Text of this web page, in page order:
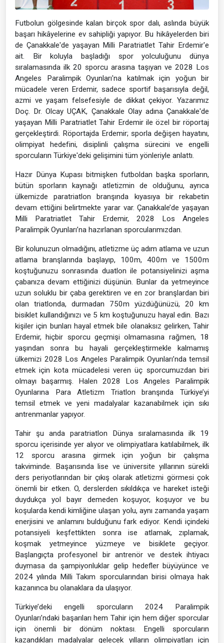
Futbolun gölgesinde kalan birçok spor dalı, aslında büyük
başarı hikâyelerine ev sahipliği yapıyor. Bu hikâyelerden biri
de Çanakkale'de yaşayan Milli Paratriatlet Tahir Erdemir'e
ait. Bir koluyla başladığı spor yolculuğunu dünya
sıralamasında ilk 20 sporcu arasına taşıyan ve 2028 Los
Angeles Paralimpik Oyunları'na katılmak için yoğun bir
mücadele veren Erdemir, sadece sportif başarısıyla değil,
azmi ve yaşam felsefesiyle de dikkat çekiyor. Yazarımız
Doç. Dr. Olcay UÇAK, Çanakkale Olay adına Çanakkale'de
yaşayan Milli Paratriatlet Tahir Erdemir ile özel bir röportaj
gerçekleştirdi. Röportajda Erdemir; sporla değişen hayatını,
olimpiyat hedefini, disiplinli çalışma sürecini ve engelli
sporcuların Türkiye'deki gelişimini tüm yönleriyle anlattı.
Hazır Dünya Kupası bitmişken futboldan başka sporların,
bütün sporların kaynağı atletizmin de olduğunu, ayrıca
ülkemizde paratriatlon branşında kıyasıya bir rekabetin
devam ettiğini belirtmekte yarar var. Çanakkale’de yaşayan
Milli Paratriatlet Tahir Erdemir, 2028 Los Angeles
Paralimpik Oyunları’na hazırlanan sporcularımızdan.
Bir kolunuzun olmadığını, atletizme üç adım atlama ve uzun
atlama branşlarında başlayıp, 100m, 400m ve 1500m
koştuğunuzu sonrasında duatlon ile potansiyelinizi aşma
çabanıza devam ettiğinizi düşünün. Bunlar da yetmeyince
uzun soluklu bir çaba gerektiren ve en zor branşlardan biri
olan triatlonda, durmadan 750m yüzdüğünüzü, 20 km
bisiklet kullandığınızı ve 5 km koştuğunuzu hayal edin. Bazı
kişiler için bunları hayal etmek bile olanaksız gelirken, Tahir
Erdemir, hiçbir sporcu geçmişi olmamasına rağmen, 18
yaşından sonra bu hayali gerçekleştirmekle kalmamış
ülkemizi 2028 Los Angeles Paralimpik Oyunları’nda temsil
etmek için kota mücadelesi veren üç sporcumuzdan biri
olmayı başarmış. Halen 2028 Los Angeles Paralimpik
Oyunlarına Para Atletizm Triatlon branşında Türkiye’yi
temsil etmek ve yeni madalyalar kazanabilmek için sıkı
antrenmanlar yapıyor.
Tahir şu anda paratriatlon Dünya sıralamasında ilk 19
sporcu içerisinde yer alıyor ve olimpiyatlara katılabilmek, ilk
12 sporcu arasına girmek için yoğun bir çalışma
takviminde. Başarısında lise ve üniversite yıllarının sürekli
ders periyotlarından bir çıkış olarak atletizmi görmesi çok
önemli bir etken. O, derslerden sıkıldıkça ve hareket isteği
duydukça yol bayır demeden koşuyor, koşuyor ve bu
koşularda kendi kimliğine ulaşan yolu, aynı zamanda yaşam
enerjisini ve anlamını bulduğunu fark ediyor. Kendi içindeki
potansiyeli keşfettikten sonra ise atlamak, zıplamak,
koşmak yetmeyince yüzmeye ve bisiklete geçiyor.
Başlangıçta profesyonel bir antrenör ve destek ihtiyacı
duymasa da şampiyonluklar gelip hedefler büyüyünce ve
2024 yılında Milli Takım sporcularından birisi olmaya hak
kazanınca bu olanaklara da ulaşıyor.
Türkiye’deki engelli sporcuların 2024 Paralimpik
Oyunları’ndaki başarıları hem Tahir için hem diğer sporcular
için önemli bir dönüm noktası. Engelli sporcuların
kazandıkları madalyalar gelecek yılların olimpiyatları için